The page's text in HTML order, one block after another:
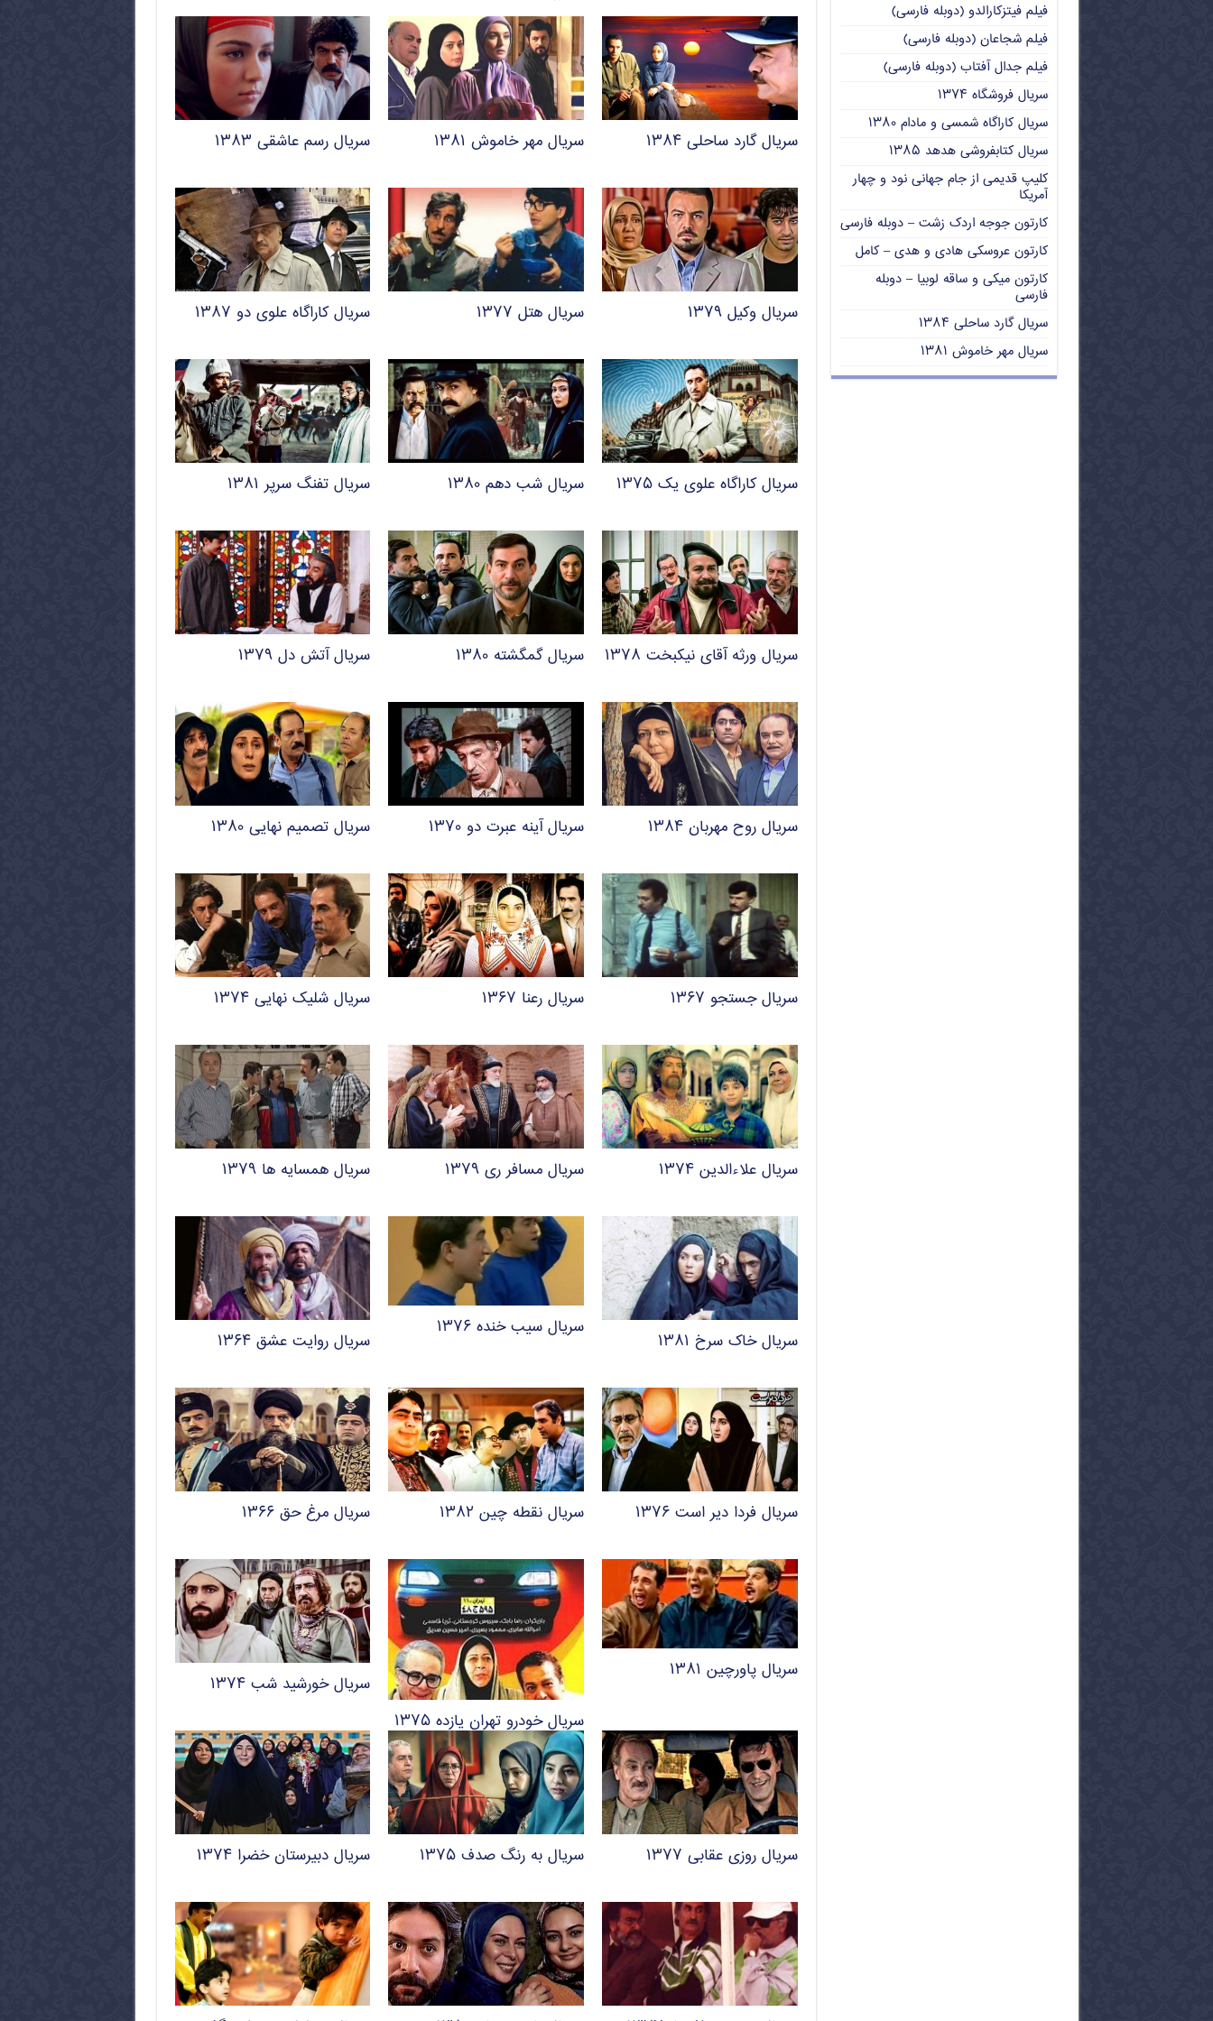
سریال گارد ساحلی ۱۳۸۴ سریال مهر خاموش ۱۳۸۱ سریال رسم عاشقی ۱۳۸۳
سریال وکیل ۱۳۷۹ سریال هتل ۱۳۷۷ سریال کاراگاه علوی دو ۱۳۸۷
سریال کاراگاه علوی یک ۱۳۷۵ سریال شب دهم ۱۳۸۰ سریال تفنگ سرپر ۱۳۸۱
سریال ورثه آقای نیکبخت ۱۳۷۸ سریال گمگشته ۱۳۸۰ سریال آتش دل ۱۳۷۹
سریال روح مهربان ۱۳۸۴ سریال آینه عبرت دو ۱۳۷۰ سریال تصمیم نهایی ۱۳۸۰
سریال جستجو ۱۳۶۷ سریال رعنا ۱۳۶۷ سریال شلیک نهایی ۱۳۷۴
سریال علاءالدین ۱۳۷۴ سریال مسافر ری ۱۳۷۹ سریال همسایه ها ۱۳۷۹
سریال خاک سرخ ۱۳۸۱
سریال سیب خنده ۱۳۷۶
سریال روایت عشق ۱۳۶۴
سریال فردا دیر است ۱۳۷۶ سریال نقطه چین ۱۳۸۲ سریال مرغ حق ۱۳۶۶
سریال پاورچین ۱۳۸۱
سریال خودرو تهران یازده ۱۳۷۵
سریال خورشید شب ۱۳۷۴
سریال روزی عقابی ۱۳۷۷ سریال به رنگ صدف ۱۳۷۵ سریال دبیرستان خضرا ۱۳۷۴
فیلم فیتزکارالدو (دوبله فارسی)
فیلم شجاعان (دوبله فارسی)
فیلم جدال آفتاب (دوبله فارسی)
سریال فروشگاه ۱۳۷۴
سریال کاراگاه شمسی و مادام ۱۳۸۰
سریال کتابفروشی هدهد ۱۳۸۵
کلیپ قدیمی از جام جهانی نود و چهار
آمریکا
کارتون جوجه اردک زشت – دوبله فارسی
کارتون عروسکی هادی و هدی – کامل
کارتون میکی و ساقه لوبیا – دوبله
فارسی
سریال گارد ساحلی ۱۳۸۴
سریال مهر خاموش ۱۳۸۱